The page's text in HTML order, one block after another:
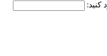
کنید: